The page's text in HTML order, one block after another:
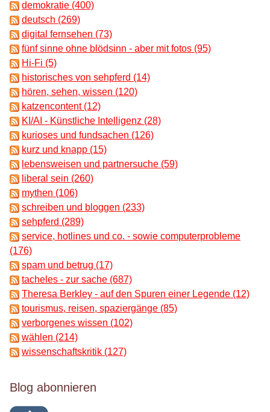
demokratie (400)
deutsch (269)
digital fernsehen (73)
fünf sinne ohne blödsinn - aber mit fotos (95)
Hi-Fi (5)
historisches von sehpferd (14)
hören, sehen, wissen (120)
katzencontent (12)
KI/AI - Künstliche Intelligenz (28)
kurioses und fundsachen (126)
kurz und knapp (15)
lebensweisen und partnersuche (59)
liberal sein (260)
mythen (106)
schreiben und bloggen (233)
sehpferd (289)
service, hotlines und co. - sowie computerprobleme
(176)
spam und betrug (17)
tacheles - zur sache (687)
Theresa Berkley - auf den Spuren einer Legende (12)
tourismus, reisen, spaziergänge (85)
verborgenes wissen (102)
wählen (214)
wissenschaftskritik (127)
Blog abonnieren